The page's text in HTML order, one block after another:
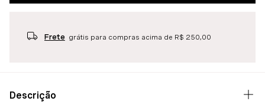
Frete grátis para compras acima de R$ 250,00
Descrição